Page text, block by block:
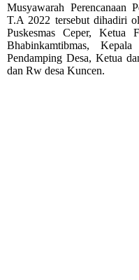
Musyawarah Perencanaan
T.A 2022 tersebut dihadiri
Puskesmas Ceper, Ketua
Bhabinkamtibmas,
Pendamping Desa, Ketua
dan Rw desa Kuncen.